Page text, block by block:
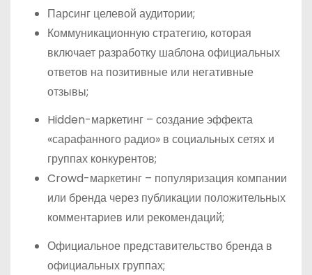
Парсинг целевой аудитории;
Коммуникационную стратегию, которая
включает разработку шаблона официальных
ответов на позитивные или негативные
отзывы;
Hidden-маркетинг – создание эффекта
«сарафанного радио» в социальных сетях и
группах конкурентов;
Crowd-маркетинг – популяризация компании
или бренда через публикации положительных
комментариев или рекомендаций;
Официальное представительство бренда в
официальных группах;